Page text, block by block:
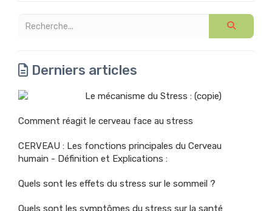
Derniers articles
Le mécanisme du Stress : (copie)
Comment réagit le cerveau face au stress
CERVEAU : Les fonctions principales du Cerveau
humain - Définition et Explications :
Quels sont les effets du stress sur le sommeil ?